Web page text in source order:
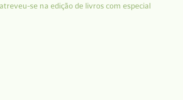
se na edição de livros com especial